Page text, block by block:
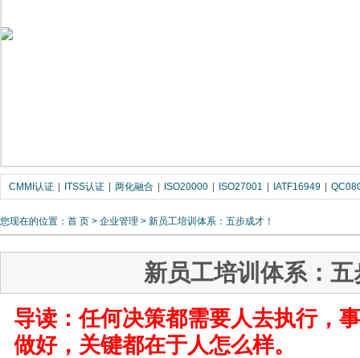
CMMI认证 ITSS认证 两化融合 ISO20000 ISO27001 IATF16949
您现在的位置： 首 页 > 企业管理 > 新员工培训体系：五步成才！
新员工培训体系：
导读：任何决策都需要人去执行，
做好，关键都在于人怎么样。